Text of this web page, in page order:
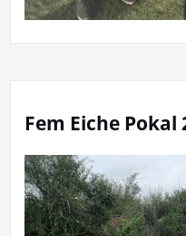
Fem Eiche Pokal